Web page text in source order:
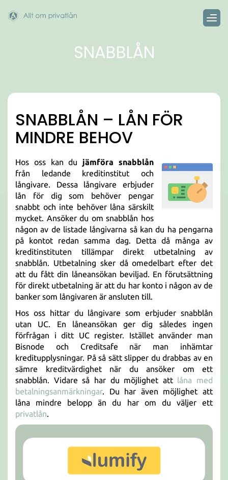
SNABBLÅN
SNABBLÅN – LÅN FÖR
MINDRE BEHOV
Hos oss kan du jämföra snabblån
från ledande kreditinstitut och
långivare. Dessa långivare erbjuder
lån för dig som behöver pengar
snabbt och inte behöver låna särskilt
mycket. Ansöker du om snabblån hos
någon av de listade långivarna så kan du ha pengarna
på kontot redan samma dag. Detta då många av
kreditinstituten tillämpar direkt utbetalning av
snabblån. Utbetalning sker då omedelbart efter det
att du fått din låneansökan beviljad. En förutsättning
för direkt utbetalning är att du har konto i någon av de
banker som långivaren är ansluten till.
Hos oss hittar du långivare som erbjuder snabblån
utan UC. En låneansökan ger dig således ingen
förfrågan i ditt UC register. Istället använder man
Bisnode och Creditsafe när man inhämtar
kreditupplysningar. På så sätt slipper du drabbas av en
sämre kreditvärdighet när du ansöker om ett
snabblån. Vidare så har du möjlighet att låna med
betalningsanmärkningar. Du har även möjlighet att
låna mindre belopp än du har om du väljer ett
privatlån.